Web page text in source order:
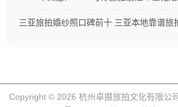
三亚旅拍婚纱照口碑前十 三亚本地靠谱旅
Copyright © 2026 杭州卓摄旅拍文化有限公